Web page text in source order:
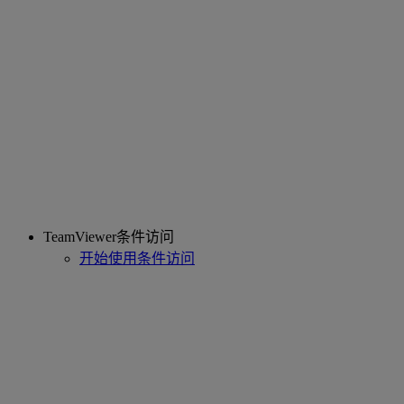
TeamViewer条件访问
开始使用条件访问